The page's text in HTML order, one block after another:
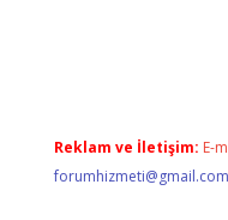
Reklam ve İletişim: E-
forumhizmeti@gmail.com